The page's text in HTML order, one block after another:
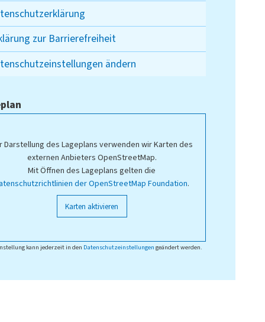
zur Barrierefreiheit
ändern
Darstellung des Lageplans verwenden wir Karten des
externen Anbieters OpenStreetMap.
Mit Öffnen des Lageplans gelten die
der OpenStreetMap Foundation.
Karten aktivieren
kann jederzeit in den Datenschutzeinstellungen geändert werden.